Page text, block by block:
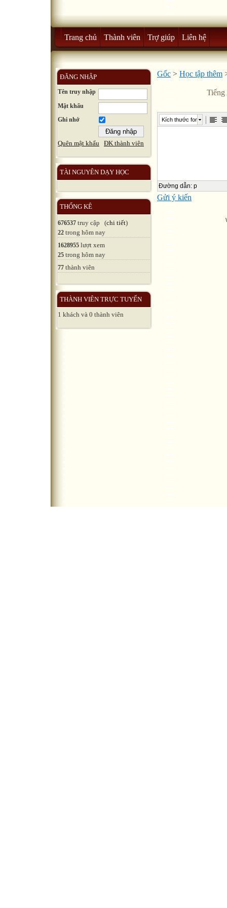
Trang chủ Thành viên Trợ giúp Liên hệ
ĐĂNG NHẬP
Tên truy nhập
Mật khẩu
Ghi nhớ
Quên mật khẩu ĐK thành viên
TÀI NGUYÊN DẠY HỌC
THỐNG KÊ
676537 truy cập (chi tiết)
22 trong hôm nay
1628955 lượt xem
25 trong hôm nay
77 thành viên
THÀNH VIÊN TRỰC TUYẾN
1 khách và 0 thành viên
Gốc > Học tập thêm
Tiếng
Kích thước font
Đường dẫn: p
Gửi ý kiến